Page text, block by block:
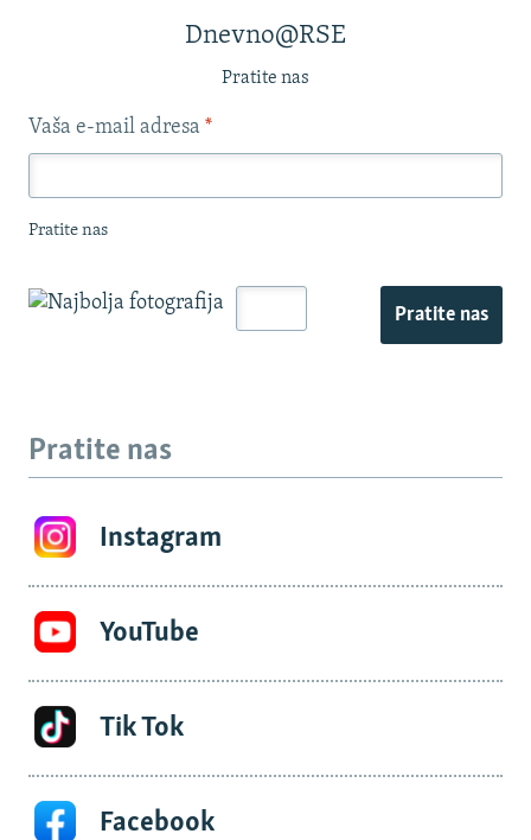
Dnevno@RSE
Pratite nas
Vaša e-mail adresa *
Pratite nas
Pratite nas
Pratite nas
Instagram
YouTube
Tik Tok
Facebook